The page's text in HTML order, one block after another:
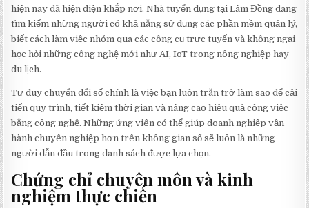
hiện nay đã hiện diện khắp nơi. Nhà tuyển dụng tại Lâm Đồng đang
tìm kiếm những người có khả năng sử dụng các phần mềm quản lý,
biết cách làm việc nhóm qua các công cụ trực tuyến và không ngại
học hỏi những công nghệ mới như AI, IoT trong nông nghiệp hay
du lịch.
Tư duy chuyển đổi số chính là việc bạn luôn trăn trở làm sao để cải
tiến quy trình, tiết kiệm thời gian và nâng cao hiệu quả công việc
bằng công nghệ. Những ứng viên có thể giúp doanh nghiệp vận
hành chuyên nghiệp hơn trên không gian số sẽ luôn là những
người dẫn đầu trong danh sách được lựa chọn.
Chứng chỉ chuyên môn và kinh
nghiệm thực chiến